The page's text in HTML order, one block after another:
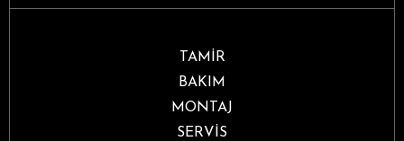
TAMİR
BAKIM
MONTAJ
SERVİS